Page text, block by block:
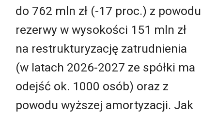
do 762 mln zł (-17 proc.) z powodu
rezerwy w wysokości 151 mln zł
na restrukturyzację zatrudnienia
(w latach 2026-2027 ze spółki ma
odejść ok. 1000 osób) oraz z
powodu wyższej amortyzacji. Jak